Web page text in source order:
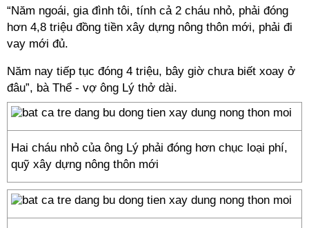
“Năm ngoái, gia đình tôi, tính cả 2 cháu nhỏ, phải đóng
hơn 4,8 triệu đồng tiền xây dựng nông thôn mới, phải đi
vay mới đủ.
Năm nay tiếp tục đóng 4 triệu, bây giờ chưa biết xoay ở
đâu”, bà Thể - vợ ông Lý thở dài.
Hai cháu nhỏ của ông Lý phải đóng hơn chục loại phí,
quỹ xây dựng nông thôn mới